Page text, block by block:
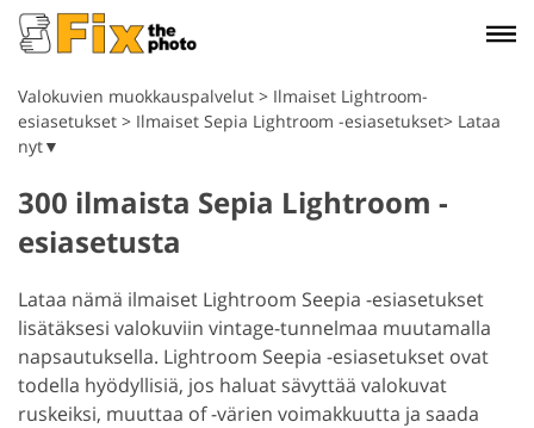
Valokuvien muokkauspalvelut > Ilmaiset Lightroom-
esiasetukset > Ilmaiset Sepia Lightroom -esiasetukset> Lataa
nyt▼
300 ilmaista Sepia Lightroom -
esiasetusta
Lataa nämä ilmaiset Lightroom Seepia -esiasetukset
lisätäksesi valokuviin vintage-tunnelmaa muutamalla
napsautuksella. Lightroom Seepia -esiasetukset ovat
todella hyödyllisiä, jos haluat sävyttää valokuvat
ruskeiksi, muuttaa of -värien voimakkuutta ja saada